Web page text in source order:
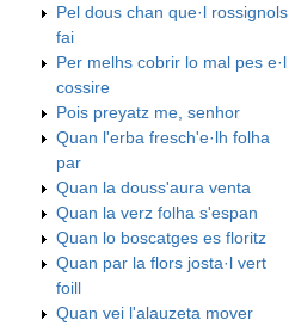
Pel dous chan que·l rossignols
fai
Per melhs cobrir lo mal pes e·l
cossire
Pois preyatz me, senhor
Quan l'erba fresch'e·lh folha
par
Quan la douss'aura venta
Quan la verz folha s'espan
Quan lo boscatges es floritz
Quan par la flors josta·l vert
foill
Quan vei l'alauzeta mover